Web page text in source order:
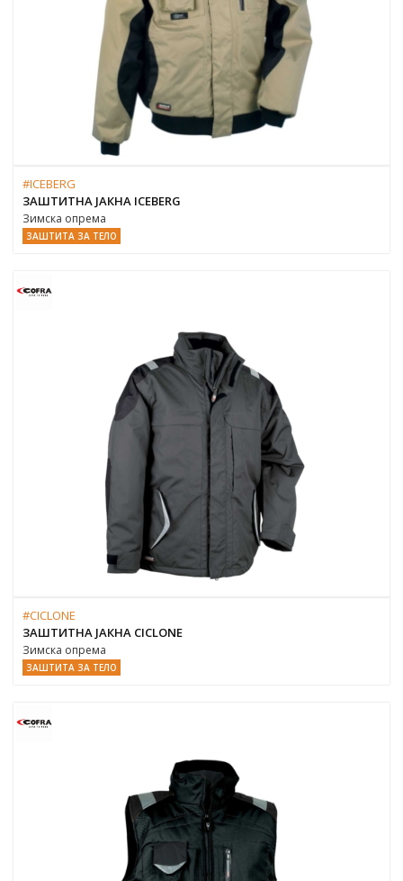
#ICEBERG
ЗАШТИТНА ЈАКНА ICEBERG
Зимска опрема
ЗАШТИТА ЗА ТЕЛО
#CICLONE
ЗАШТИТНА ЈАКНА CICLONE
Зимска опрема
ЗАШТИТА ЗА ТЕЛО